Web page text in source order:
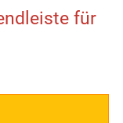
für